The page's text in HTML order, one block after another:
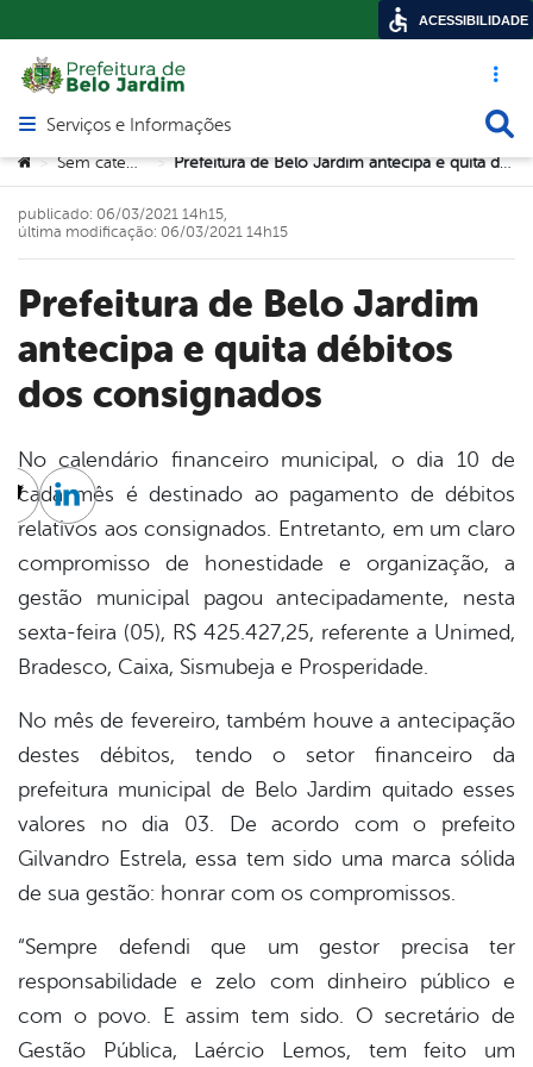
Acesso
Abrir menu principal de navegação
Serviços e Informações
Você está aqui:
> Sem categoria > Prefeitura de Belo Jardim antecipa e quita débitos dos consignados
Prefeitura de Belo Jardim
antecipa e quita débitos
dos consignados
publicado: 06/03/2021 14h15,
última modificação: 06/03/2021 14h15
No calendário financeiro municipal, o dia 10 de
cada mês é destinado ao pagamento de débitos
relativos aos consignados. Entretanto, em um claro
compromisso de honestidade e organização, a
gestão municipal pagou antecipadamente, nesta
sexta-feira (05), R$ 425.427,25, referente a Unimed,
Bradesco, Caixa, Sismubeja e Prosperidade.
No mês de fevereiro, também houve a antecipação
destes débitos, tendo o setor financeiro da
prefeitura municipal de Belo Jardim quitado esses
valores no dia 03. De acordo com o prefeito
Gilvandro Estrela, essa tem sido uma marca sólida
de sua gestão: honrar com os compromissos.
“Sempre defendi que um gestor precisa ter
responsabilidade e zelo com dinheiro público e
com o povo. E assim tem sido. O secretário de
Gestão Pública, Laércio Lemos, tem feito um
Twitter
Linkedin
ACESSIBILIDADE